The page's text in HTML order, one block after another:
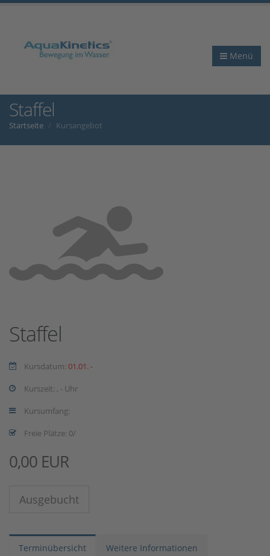
Menü
Staffel
Startseite Kursangebot
Staffel
Kursdatum: 01.01. -
Kurszeit: , - Uhr
Kursumfang:
Freie Plätze: 0/
0,00 EUR
Ausgebucht
Terminübersicht Weitere Informationen